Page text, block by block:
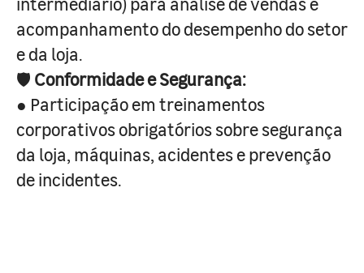
acompanhamento do desempenho do setor
e da loja.
🛡️ Conformidade e Segurança:
● Participação em treinamentos
corporativos obrigatórios sobre segurança
da loja, máquinas, acidentes e prevenção
de incidentes.